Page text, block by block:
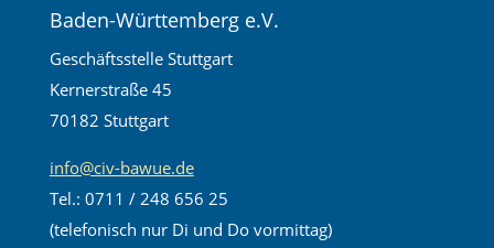
Baden-Württemberg e.V.
Geschäftsstelle Stuttgart
Kernerstraße 45
70182 Stuttgart
info@civ-bawue.de
Tel.: 0711 / 248 656 25
(telefonisch nur Di und Do vormittag)